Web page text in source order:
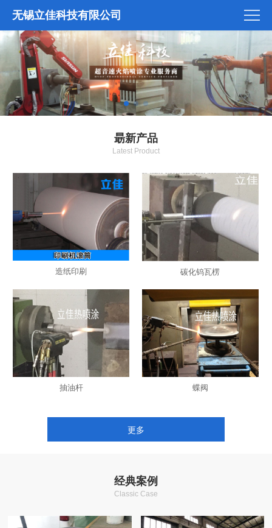
无锡立佳科技有限公司
朂新产品
Latest Product
造纸印刷 碳化钨瓦楞
抽油杆 蝶阀
更多
经典案例
Classic Case